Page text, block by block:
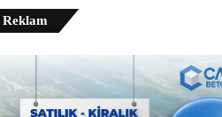
Reklam